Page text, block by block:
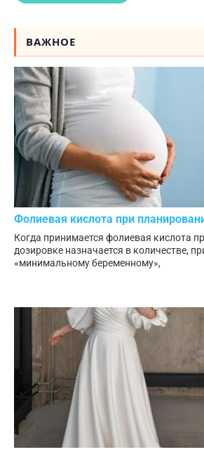
ВАЖНОЕ
Фолиевая кислота при
Когда принимается фолиевая кислота
дозировке назначается в количестве,
«минимальному беременному»,